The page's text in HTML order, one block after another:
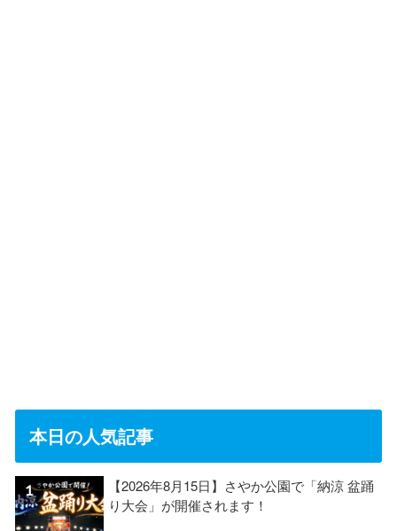
本日の人気記事
【2026年8月15日】さやか公園で「納涼 盆踊
り大会」が開催されます！